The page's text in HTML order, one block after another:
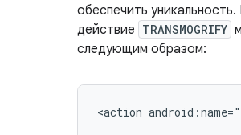
обеспечить
действие TRANSMOGRIFY
следующим образом:
<action